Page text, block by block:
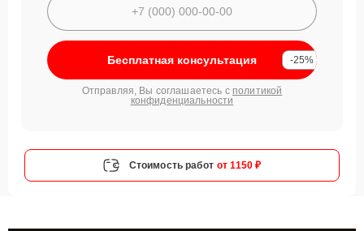
Бесплатная консультация -25%
Отправляя, Вы соглашаетесь с политикой
конфиденциальности
Стоимость работ от 1150 ₽